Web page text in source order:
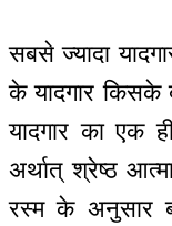
सबसे ज्यादा
के यादगार किसके
यादगार का एक
अर्थात् श्रेष्ठ
रस्म के अनुसार